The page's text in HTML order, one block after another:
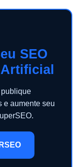
SEO
e aumente seu